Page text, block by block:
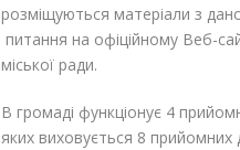
розміщуються матеріали з
питання на офіційному Веб-
міської ради.
В громаді функціонує 4
яких виховується 8 прийомних